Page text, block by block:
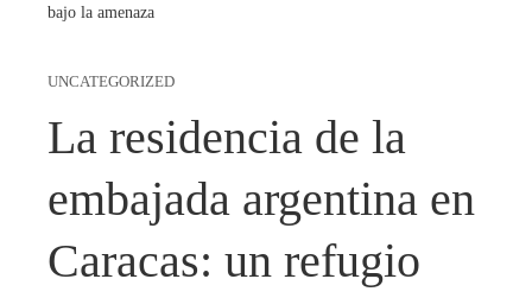
bajo la amenaza
UNCATEGORIZED
La residencia de la
embajada argentina en
Caracas: un refugio